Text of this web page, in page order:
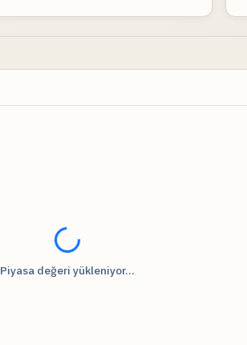
Fiyat verileri yükleniyor...
Piyasa değeri yükleniyor...